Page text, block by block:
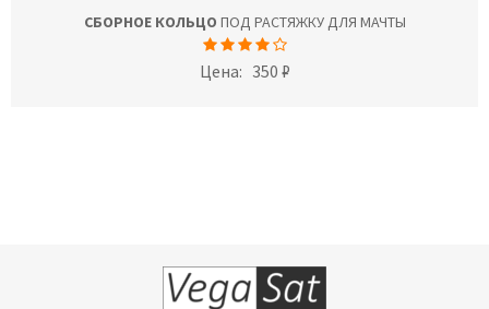
СБОРНОЕ КОЛЬЦО ПОД РАСТЯЖКУ ДЛЯ МАЧТЫ
Цена: 350 ₽